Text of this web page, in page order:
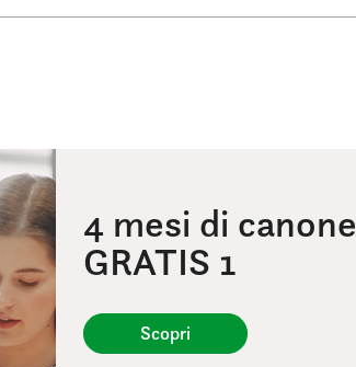
4 mesi di canone
GRATIS 1
Scopri